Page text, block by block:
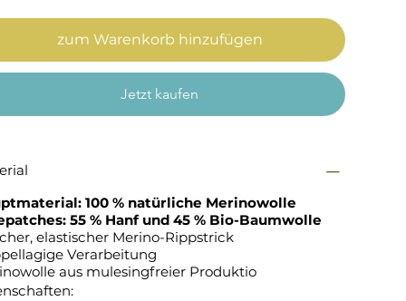
zum Warenkorb hinzufügen
Jetzt kaufen
100 % natürliche Merinowolle
55 % Hanf und 45 % Bio-Baumwolle
elastischer Merino-Rippstrick
Verarbeitung
aus mulesingfreier Produktio